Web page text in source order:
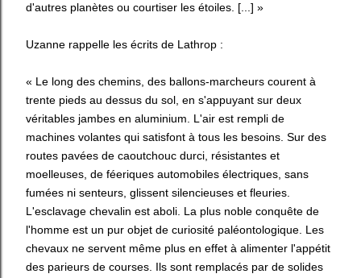
d'autres planètes ou courtiser les étoiles. [...] »
Uzanne rappelle les écrits de Lathrop :
« Le long des chemins, des ballons-marcheurs courent à
trente pieds au dessus du sol, en s'appuyant sur deux
véritables jambes en aluminium. L'air est rempli de
machines volantes qui satisfont à tous les besoins. Sur des
routes pavées de caoutchouc durci, résistantes et
moelleuses, de féeriques automobiles électriques, sans
fumées ni senteurs, glissent silencieuses et fleuries.
L'esclavage chevalin est aboli. La plus noble conquête de
l'homme est un pur objet de curiosité paléontologique. Les
chevaux ne servent même plus en effet à alimenter l'appétit
des parieurs de courses. Ils sont remplacés par de solides